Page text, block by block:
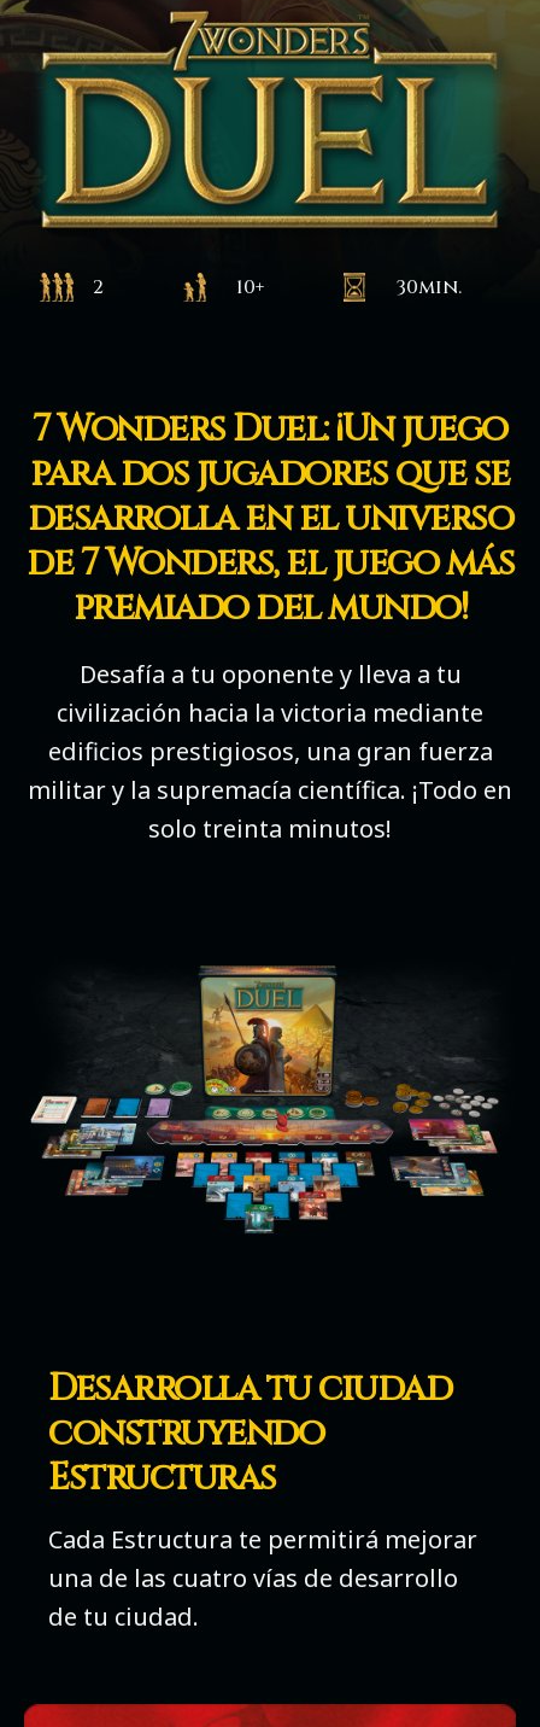
2 10+ 30min.
7 Wonders Duel: ¡Un juego
para dos jugadores que se
desarrolla en el universo
de 7 Wonders, el juego más
premiado del mundo!
Desafía a tu oponente y lleva a tu
civilización hacia la victoria mediante
edificios prestigiosos, una gran fuerza
militar y la supremacía científica. ¡Todo en
solo treinta minutos!
Desarrolla tu ciudad
construyendo
Estructuras
Cada Estructura te permitirá mejorar
una de las cuatro vías de desarrollo
de tu ciudad.